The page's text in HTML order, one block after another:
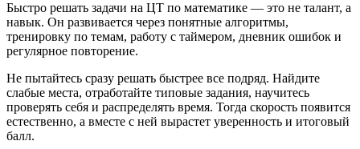
Быстро решать задачи на ЦТ по математике — это не талант, а
навык. Он развивается через понятные алгоритмы,
тренировку по темам, работу с таймером, дневник ошибок и
регулярное повторение.
Не пытайтесь сразу решать быстрее все подряд. Найдите
слабые места, отработайте типовые задания, научитесь
проверять себя и распределять время. Тогда скорость появится
естественно, а вместе с ней вырастет уверенность и итоговый
балл.